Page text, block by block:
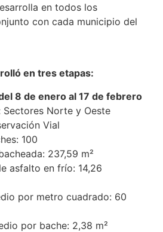
en todos los
con cada municipio del
en tres etapas:
8 de enero al 17 de febrero
Sectores Norte y Oeste
Vial
100
237,59 m²
asfalto en frío: 14,26
por metro cuadrado: 60
por bache: 2,38 m²